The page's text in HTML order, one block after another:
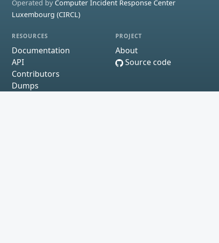
Operated by Computer Incident Response Center
Luxembourg (CIRCL)
RESOURCES
Documentation
API
Contributors
Dumps
PROJECT
About
Source code